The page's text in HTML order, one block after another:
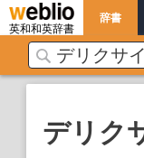
英和和英辞書
辞書
デリク